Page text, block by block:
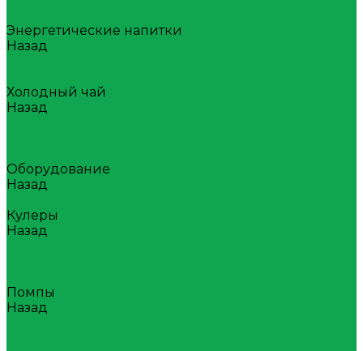
Энергетические напитки
Назад
Холодный чай
Назад
Оборудование
Назад
Кулеры
Назад
Помпы
Назад